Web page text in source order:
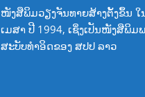
ໜັງສືພິມວຽງຈັນທາຍສ້າງຕັ້ງຂຶ້ນ ໃ
ເມສາ ປີ 1994, ເຊິ່ງເປັນໜັງສືພິມ
ສະບັບທໍາອິດຂອງ ສປປ ລາວ